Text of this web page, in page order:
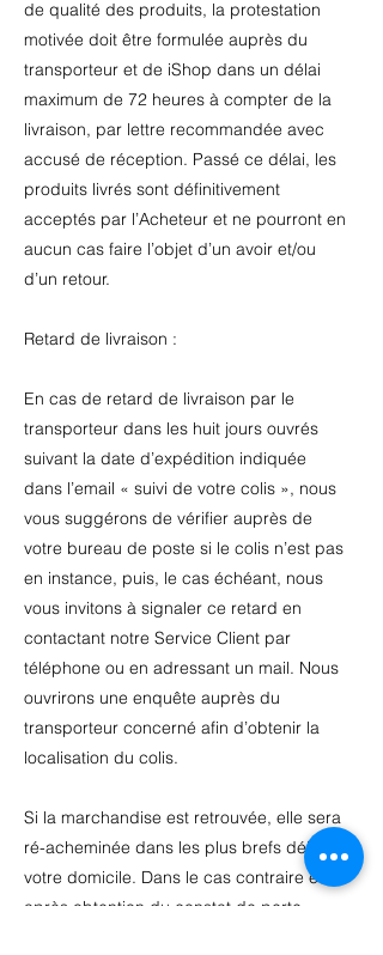
de qualité des produits, la protestation
motivée doit être formulée auprès du
transporteur et de iShop dans un délai
maximum de 72 heures à compter de la
livraison, par lettre recommandée avec
accusé de réception. Passé ce délai, les
produits livrés sont définitivement
acceptés par l’Acheteur et ne pourront en
aucun cas faire l’objet d’un avoir et/ou
d’un retour.
Retard de livraison :
En cas de retard de livraison par le
transporteur dans les huit jours ouvrés
suivant la date d’expédition indiquée
dans l’email « suivi de votre colis », nous
vous suggérons de vérifier auprès de
votre bureau de poste si le colis n’est pas
en instance, puis, le cas échéant, nous
vous invitons à signaler ce retard en
contactant notre Service Client par
téléphone ou en adressant un mail. Nous
ouvrirons une enquête auprès du
transporteur concerné afin d’obtenir la
localisation du colis.
Si la marchandise est retrouvée, elle sera
ré-acheminée dans les plus brefs délais à
votre domicile. Dans le cas contraire et
après obtention du constat de perte